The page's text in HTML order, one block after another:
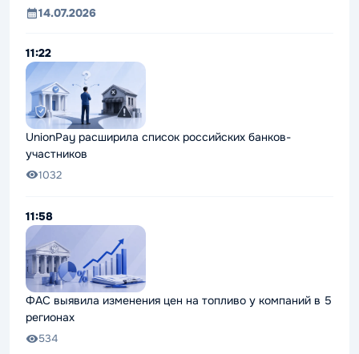
14.07.2026
11:22
UnionPay расширила список российских банков-
участников
1032
11:58
ФАС выявила изменения цен на топливо у компаний в 5
регионах
534